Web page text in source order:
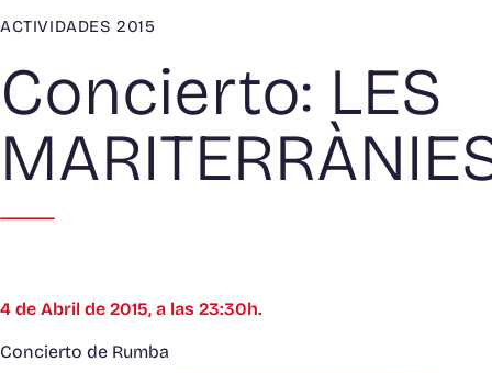
ACTIVIDADES 2015
Concierto: LES
4 de Abril de 2015, a las 23:30h.
Concierto de Rumba